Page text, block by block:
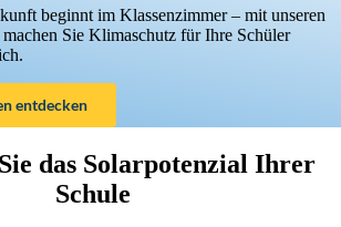
beginnt im Klassenzimmer – mit unseren
Sie Klimaschutz für Ihre Schüler
entdecken
das Solarpotenzial Ihrer
Schule